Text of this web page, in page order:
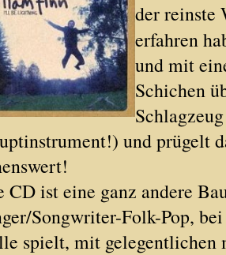
der reinste
erfahren
und mit
Schichen
und prügelt
CD ist eine ganz andere
Songwriter-Folk-Pop,
spielt, mit gelegentlichen